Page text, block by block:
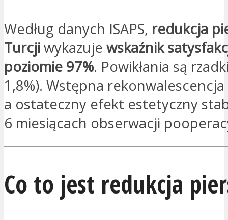
Według danych ISAPS, redukcja
Turcjiwykazuje wskaźnik
poziomie 97%. Powikłania są
1,8%). Wstępna
a ostateczny efekt estetyczny
6 miesiącach obserwacji
Co to jest redukcja